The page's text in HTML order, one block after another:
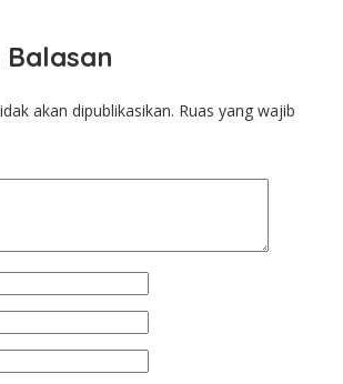
akan dipublikasikan. Ruas yang wajib